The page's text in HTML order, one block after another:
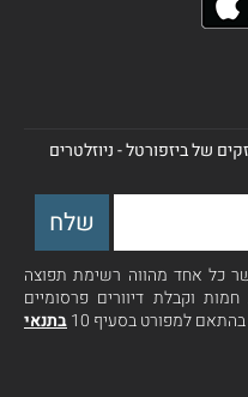
של ביזפורטל - ניוזלטרים
כל אחד מהווה רשימת תפוצה
וקבלת דיוורים פרסומיים
למפורט בסעיף 10
בתנאי